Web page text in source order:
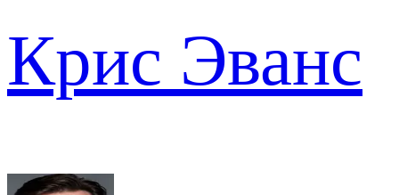
Крис Эванс